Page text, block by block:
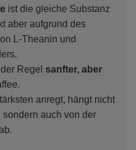
ist die gleiche Substanz
aber aufgrund des
L-Theanin und
Regel sanfter, aber
anregt, hängt nicht
sondern auch von der